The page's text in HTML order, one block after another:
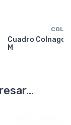
Cuadro Colnago
M